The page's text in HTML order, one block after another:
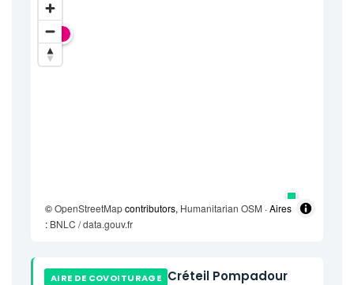
©OpenStreetMapcontributors, Humanitarian OSM · Aires
: BNLC / data.gouv.fr
AIRE DE COVOITURAGE Créteil Pompadour